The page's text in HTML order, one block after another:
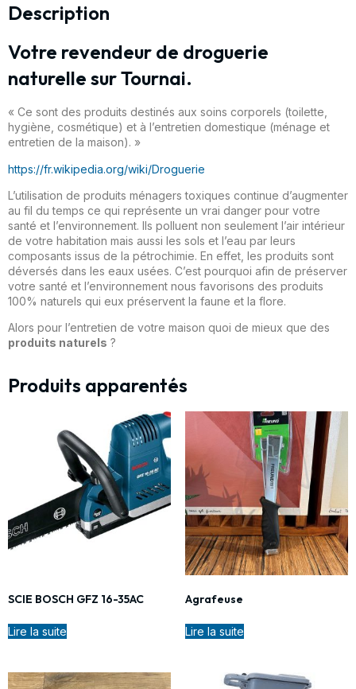
Description
Votre revendeur de droguerie
naturelle sur Tournai.
« Ce sont des produits destinés aux soins corporels (toilette,
hygiène, cosmétique) et à l’entretien domestique (ménage et
entretien de la maison). »
https://fr.wikipedia.org/wiki/Droguerie
L’utilisation de produits ménagers toxiques continue d’augmenter
au fil du temps ce qui représente un vrai danger pour votre
santé et l’environnement. Ils polluent non seulement l’air intérieur
de votre habitation mais aussi les sols et l’eau par leurs
composants issus de la pétrochimie. En effet, les produits sont
déversés dans les eaux usées. C’est pourquoi afin de préserver
votre santé et l’environnement nous favorisons des produits
100% naturels qui eux préservent la faune et la flore.
Alors pour l’entretien de votre maison quoi de mieux que des
produits naturels ?
Produits apparentés
SCIE BOSCH GFZ 16-35AC
Lire la suite
Agrafeuse
Lire la suite